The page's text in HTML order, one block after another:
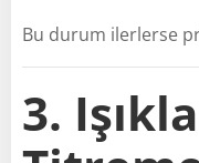
Bu durum ilerlerse
3.